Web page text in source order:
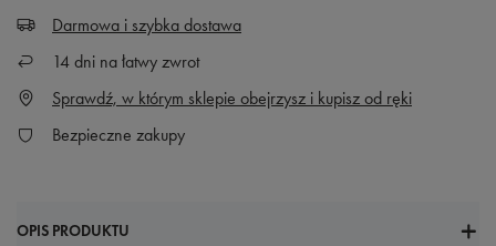
Darmowa i szybka dostawa
14 dni na łatwy zwrot
Sprawdź, w którym sklepie obejrzysz i kupisz od ręki
Bezpieczne zakupy
OPIS PRODUKTU